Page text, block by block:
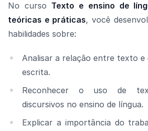
No curso Texto e ensino de
teóricas e práticas, você
habilidades sobre:
Analisar a relação entre texto e
escrita.
Reconhecer o uso de
discursivos no ensino de língua.
Explicar a importância do